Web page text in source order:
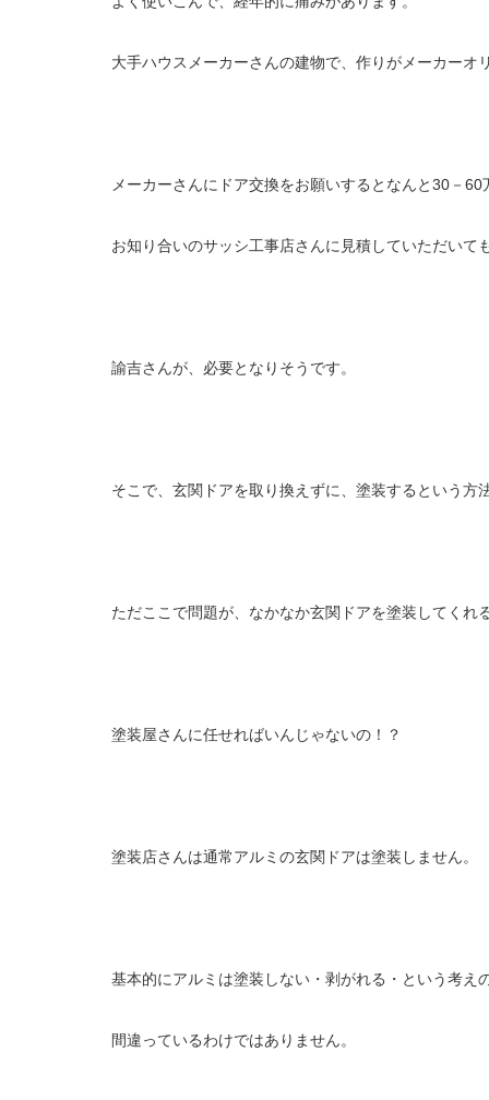
大手ハウスメーカーさんの建物で、作りがメーカーオ
メーカーさんにドア交換をお願いするとなんと30－
お知り合いのサッシ工事店さんに見積していただいて
諭吉さんが、必要となりそうです。
そこで、玄関ドアを取り換えずに、塗装するという方
ただここで問題が、なかなか玄関ドアを塗装してくれ
塗装屋さんに任せればいんじゃないの！？
塗装店さんは通常アルミの玄関ドアは塗装しません。
基本的にアルミは塗装しない・剥がれる・という考え
間違っているわけではありません。